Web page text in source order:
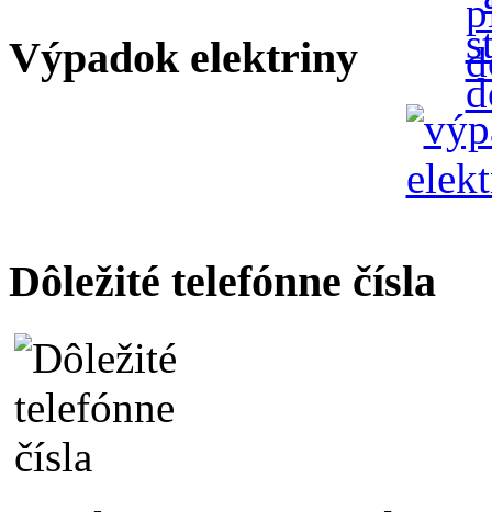
Výpadok elektriny
Dôležité telefónne čísla